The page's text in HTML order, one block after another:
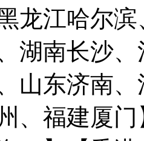
龙江哈尔
湖南长沙
山东济南
、福建厦门